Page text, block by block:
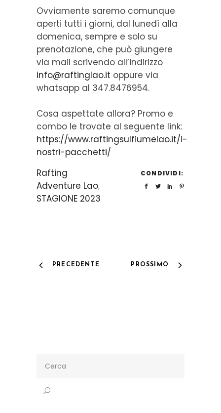
Ovviamente saremo comunque
aperti tutti i giorni, dal lunedì alla
domenica, sempre e solo su
prenotazione, che può giungere
via mail scrivendo all’indirizzo
info@raftinglao.it oppure via
whatsapp al 347.8476954.
Cosa aspettate allora? Promo e
combo le trovate al seguente link:
https://www.raftingsulfiumelao.it/i-
nostri-pacchetti/
Rafting
Adventure Lao,
STAGIONE 2023
CONDIVIDI:
PRECEDENTE PROSSIMO
for: